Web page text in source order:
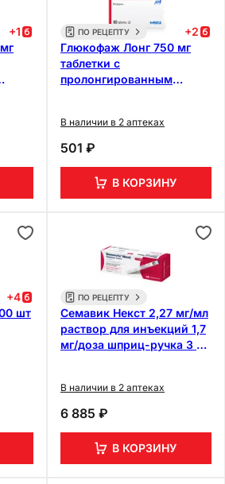
+1
ПО РЕЦЕПТУ +2
Глюкофаж Лонг 750 мг
таблетки с
пролонгированным
В наличии в 2 аптеках
501 ₽
В КОРЗИНУ
+4
шт
ПО РЕЦЕПТУ
Семавик Некст 2,27 мг/мл
раствор для инъекций 1,7
мг/доза шприц-ручка 3 мл
В наличии в 2 аптеках
6 885 ₽
В КОРЗИНУ